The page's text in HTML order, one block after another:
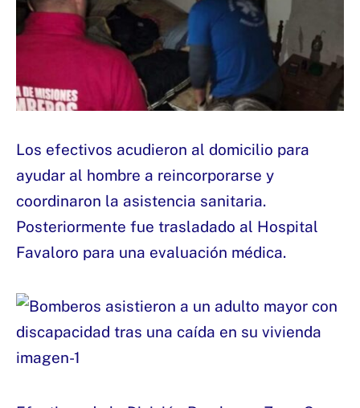
Los efectivos acudieron al domicilio para
ayudar al hombre a reincorporarse y
coordinaron la asistencia sanitaria.
Posteriormente fue trasladado al Hospital
Favaloro para una evaluación médica.